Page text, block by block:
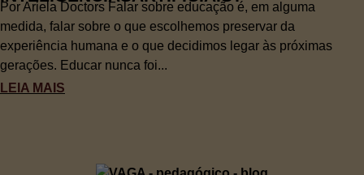
Por Ariela Doctors Falar sobre educação é, em alguma
medida, falar sobre o que escolhemos preservar da
experiência humana e o que decidimos legar às próximas
gerações. Educar nunca foi...
LEIA MAIS